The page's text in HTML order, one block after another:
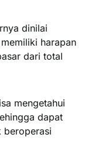
dinilai
harapan
dari total
mengetahui
dapat
beroperasi